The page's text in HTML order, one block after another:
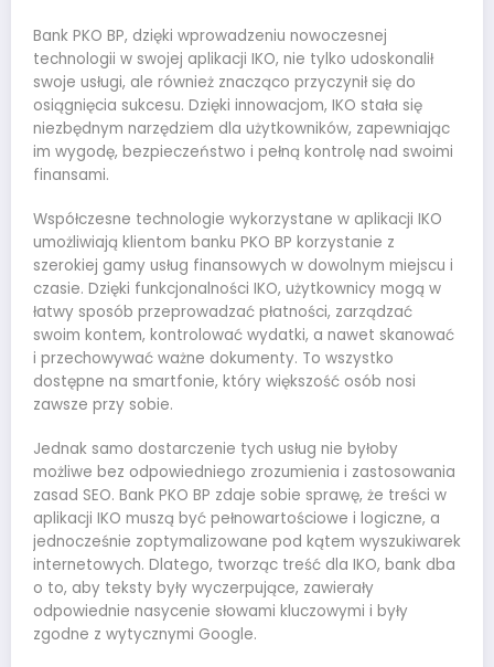
Bank PKO BP, dzięki wprowadzeniu nowoczesnej
technologii w swojej aplikacji IKO, nie tylko udoskonalił
swoje usługi, ale również znacząco przyczynił się do
osiągnięcia sukcesu. Dzięki innowacjom, IKO stała się
niezbędnym narzędziem dla użytkowników, zapewniając
im wygodę, bezpieczeństwo i pełną kontrolę nad swoimi
finansami.
Współczesne technologie wykorzystane w aplikacji IKO
umożliwiają klientom banku PKO BP korzystanie z
szerokiej gamy usług finansowych w dowolnym miejscu i
czasie. Dzięki funkcjonalności IKO, użytkownicy mogą w
łatwy sposób przeprowadzać płatności, zarządzać
swoim kontem, kontrolować wydatki, a nawet skanować
i przechowywać ważne dokumenty. To wszystko
dostępne na smartfonie, który większość osób nosi
zawsze przy sobie.
Jednak samo dostarczenie tych usług nie byłoby
możliwe bez odpowiedniego zrozumienia i zastosowania
zasad SEO. Bank PKO BP zdaje sobie sprawę, że treści w
aplikacji IKO muszą być pełnowartościowe i logiczne, a
jednocześnie zoptymalizowane pod kątem wyszukiwarek
internetowych. Dlatego, tworząc treść dla IKO, bank dba
o to, aby teksty były wyczerpujące, zawierały
odpowiednie nasycenie słowami kluczowymi i były
zgodne z wytycznymi Google.